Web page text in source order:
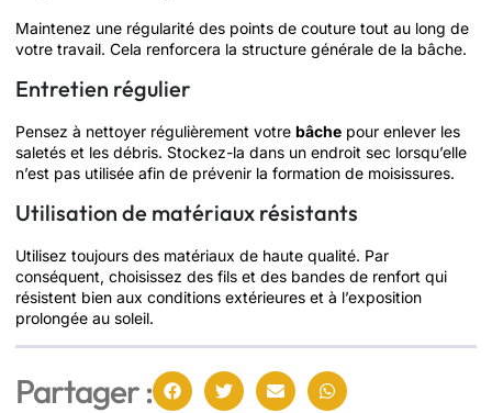
Maintenez une régularité des points de couture tout au long de
votre travail. Cela renforcera la structure générale de la bâche.
Entretien régulier
Pensez à nettoyer régulièrement votre bâche pour enlever les
saletés et les débris. Stockez-la dans un endroit sec lorsqu’elle
n’est pas utilisée afin de prévenir la formation de moisissures.
Utilisation de matériaux résistants
Utilisez toujours des matériaux de haute qualité. Par
conséquent, choisissez des fils et des bandes de renfort qui
résistent bien aux conditions extérieures et à l’exposition
prolongée au soleil.
Partager :